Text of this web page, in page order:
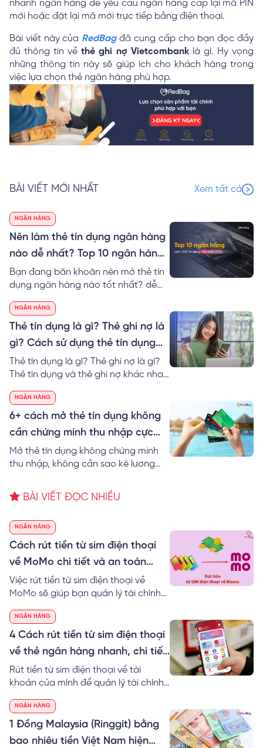
nhánh ngân hàng để yêu cầu ngân hàng cấp lại mã PIN
mới hoặc đặt lại mã mới trực tiếp bằng điện thoại.
Bài viết này của RedBagđã cung cấp cho bạn đọc đầy
đủ thông tin vềthẻ ghi nợ Vietcombanklà gì. Hy vọng
những thông tin này sẽ giúp ích cho khách hàng trong
việc lựa chọn thẻ ngân hàng phù hợp.
BÀI VIẾT MỚI NHẤT Xem tất cả
NGÂN HÀNG
Nên làm thẻ tín dụng ngân hàng
nào dễ nhất? Top 10 ngân hàng
làm thẻ tín dụng tốt nhất 2024
Bạn đang băn khoăn nên mở thẻ tín
dụng ngân hàng nào tốt nhất? dễ
thẻ tín dụng các ngân hàng cũng
như gợi ý Top 10 ngân hàng làm thẻ
tín dụng tốt nhất hiện nay.
NGÂN HÀNG
Thẻ tín dụng là gì? Thẻ ghi nợ là
gì? Cách sử dụng thẻ tín dụng
dễ nhất
Thẻ tín dụng là gì? Thẻ ghi nợ là gì?
Thẻ tín dụng và thẻ ghi nợ khác nhau
dụng và cách sử dụng thẻ tín dụng
không mất lãi!
NGÂN HÀNG
6+ cách mở thẻ tín dụng không
cần chứng minh thu nhập cực
đơn giản
Mở thẻ tín dụng không chứng minh
thu nhập, không cần sao kê lương
mở thẻ tín dụng không cần chứng
minh thu nhập cực dễ.
BÀI VIẾT ĐỌC NHIỀU
NGÂN HÀNG
Cách rút tiền từ sim điện thoại
về MoMo chi tiết và an toàn
nhất
Việc rút tiền từ sim điện thoại về
MoMo sẽ giúp bạn quản lý tài chính
dụng tiền linh hoạt vào nhiều công
việc khác nhau nhanh chóng hơn.
Tìm hiểu ngay cách rút tiền từ sim
điện thoại về MoMo an toàn nhé!
NGÂN HÀNG
4 Cách rút tiền từ sim điện thoại
về thẻ ngân hàng nhanh, chi tiết
nhất
Rút tiền từ sim điện thoại về tài
khoản của mình để quản lý tài chính
RedBag khám phá ngay cách rút
tiền từ tài khoản thoại về thẻ ngân
hàng chi tiết.
NGÂN HÀNG
1 Đồng Malaysia (Ringgit) bằng
bao nhiêu tiền Việt Nam hiện